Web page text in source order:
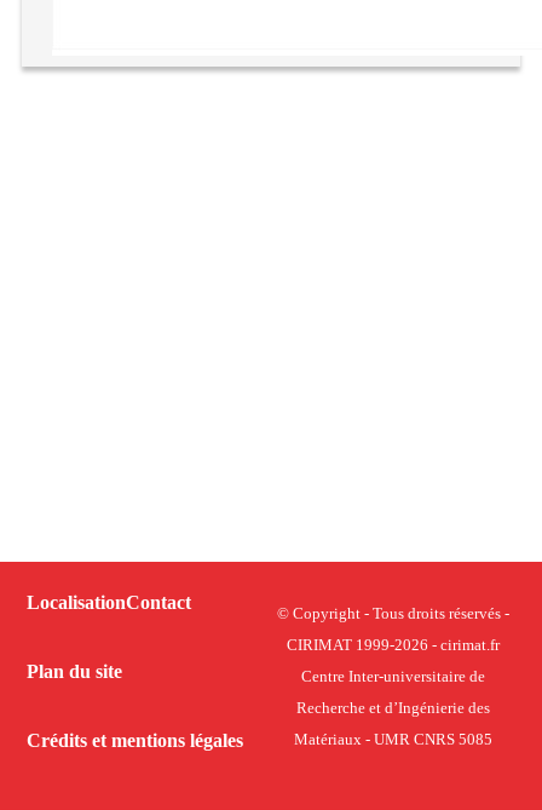
LocalisationContact
Plan du site
Crédits et mentions légales
© Copyright - Tous droits réservés -
CIRIMAT 1999-2026 - cirimat.fr
Centre Inter-universitaire de
Recherche et d’Ingénierie des
Matériaux - UMR CNRS 5085